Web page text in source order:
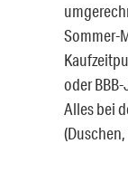
Sommer-
oder
Alles bei